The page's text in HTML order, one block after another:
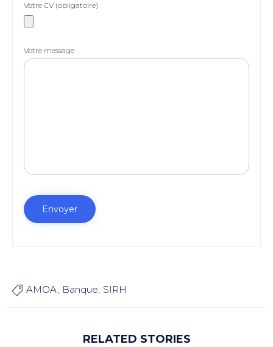
Votre CV (obligatoire)
Votre message
 AMOA Banque SIRH
RELATED STORIES